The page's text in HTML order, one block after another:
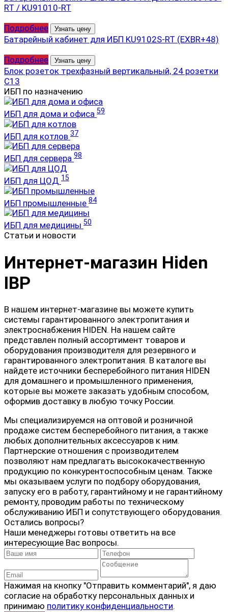
RT / KU91010-RT
Подробнее
Узнать цену
Батарейный кабинет для ИБП KU9102S-RT (EXBR+48)
Подробнее
Узнать цену
Блок розеток трехфазный вертикальный, 24 розетки
С13
ИБП по назначению
ИБП для дома и офиса 59
ИБП для котлов 37
ИБП для сервера 98
ИБП для ЦОД 15
ИБП промышленные 84
ИБП для медицины 50
Статьи и новости
Интернет-магазин Hiden
IBP
В нашем интернет-магазине вы можете купить
системы гарантированного электропитания и
электроснабжения HIDEN. На нашем сайте
представлен полный ассортимент товаров и
оборудования производителя для резервного и
гарантированного электропитания. В каталоге вы
найдете источники бесперебойного питания HIDEN
для домашнего и промышленного применения,
которые вы можете заказать удобным способом,
оформив доставку в любую точку России.
Мы специализируемся на оптовой и розничной
продаже систем бесперебойного питания, а также
любых дополнительных аксессуаров к ним.
Партнерские отношения с производителем
позволяют нам предлагать высококачественную
продукцию по конкурентоспособным ценам. Также
мы оказываем услуги по подбору оборудования,
запуску его в работу, гарантийному и не гарантийному
ремонту, проводим работы по техническому
обслуживанию ИБП и сопутствующего оборудования.
Остались вопросы?
Наши менеджеры готовы ответить на все
интересующие Вас вопросы.
Нажимая на кнопку "Отправить комментарий", я даю
согласие на обработку персональных данных и
принимаю политику конфиденциальности.